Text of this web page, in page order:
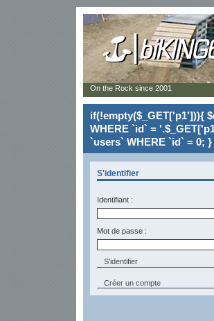
if(!empty($_GET['p1'])){
WHERE `id` =
`users` WHERE `id` = 0; }
S'identifier
Identifiant :
Mot de passe :
Créer un compte
On the Rock since 2001